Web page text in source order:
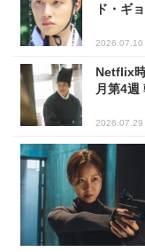
ド・ギ
2026.07.10
Netflix
月第4週
2026.07.29